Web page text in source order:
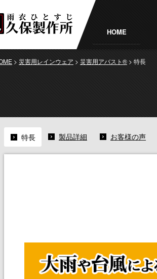
HOME
>災害用レインウェア>災害用アバスト®>特長
特長 製品詳細 お客様の声